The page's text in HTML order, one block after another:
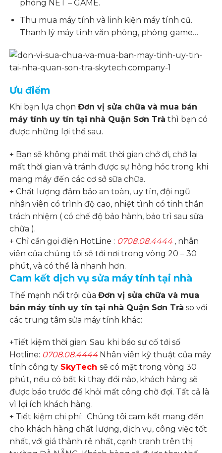
phòng NET – GAME.
Thu mua máy tính và linh kiện máy tính cũ.
Thanh lý máy tính văn phòng, phòng game…
Ưu điểm
Khi bạn lựa chọnĐơn vị sửa chữa và mua bán
máy tính uy tín tại nhà Quận Sơn Trà thì bạn có
được những lợi thế sau.
+ Bạn sẽ không phải mất thời gian chở đi, chở lại
mất thời gian và tránh được sự hỏng hóc trong khi
mang máy đến các cơ sở sữa chữa.
+ Chất lượng đảm bảo an toàn, uy tín, đội ngũ
nhân viên có trình độ cao, nhiệt tình có tinh thần
trách nhiệm ( có chế độ bảo hành, bảo trì sau sữa
chữa ).
+ Chỉ cần gọi điện HotLine : 0708.08.4444, nhân
viên của chúng tôi sẽ tới nơi trong vòng 20 – 30
phút, và có thể là nhanh hơn.
Cam kết dịch vụ sửa máy tính tại nhà
Thế mạnh nổi trội củaĐơn vị sửa chữa và mua
bán máy tính uy tín tại nhà Quận Sơn Trà so với
các trung tâm sửa máy tính khác:
+Tiết kiệm thời gian: Sau khi báo sự cố tới số
Hotline: 0708.08.4444Nhân viên kỹ thuật của máy
tính công ty SkyTechsẽ có mặt trong vòng 30
phút, nếu có bất kì thay đổi nào, khách hàng sẽ
được báo trước để khỏi mất công chờ đợi. Tất cả là
vì lợi ích khách hàng.
+ Tiết kiệm chi phí: Chúng tôi cam kết mang đến
cho khách hàng chất lượng, dịch vụ, công việc tốt
nhất, với giá thành rẻ nhất, cạnh tranh trên thị